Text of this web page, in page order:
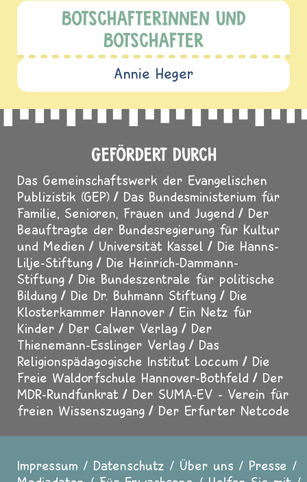
BOTSCHAFTERINNEN UND
BOTSCHAFTER
Annie Heger
GEFÖRDERT DURCH
Das Gemeinschaftswerk der Evangelischen
Publizistik (GEP)
Das Bundesministerium für
Familie, Senioren, Frauen und Jugend
Der
Beauftragte der Bundesregierung für Kultur
und Medien
Universität Kassel
Die Hanns-
Lilje-Stiftung
Die Heinrich-Dammann-
Stiftung
Die Bundeszentrale für politische
Bildung
Die Dr. Buhmann Stiftung
Die
Klosterkammer Hannover
Ein Netz für
Kinder
Der Calwer Verlag
Der
Thienemann-Esslinger Verlag
Das
Religionspädagogische Institut Loccum
Die
Freie Waldorfschule Hannover-Bothfeld
Der
MDR-Rundfunkrat
Der SUMA-EV - Verein für
freien Wissenszugang
Der Erfurter Netcode
Impressum Datenschutz Über uns
Presse